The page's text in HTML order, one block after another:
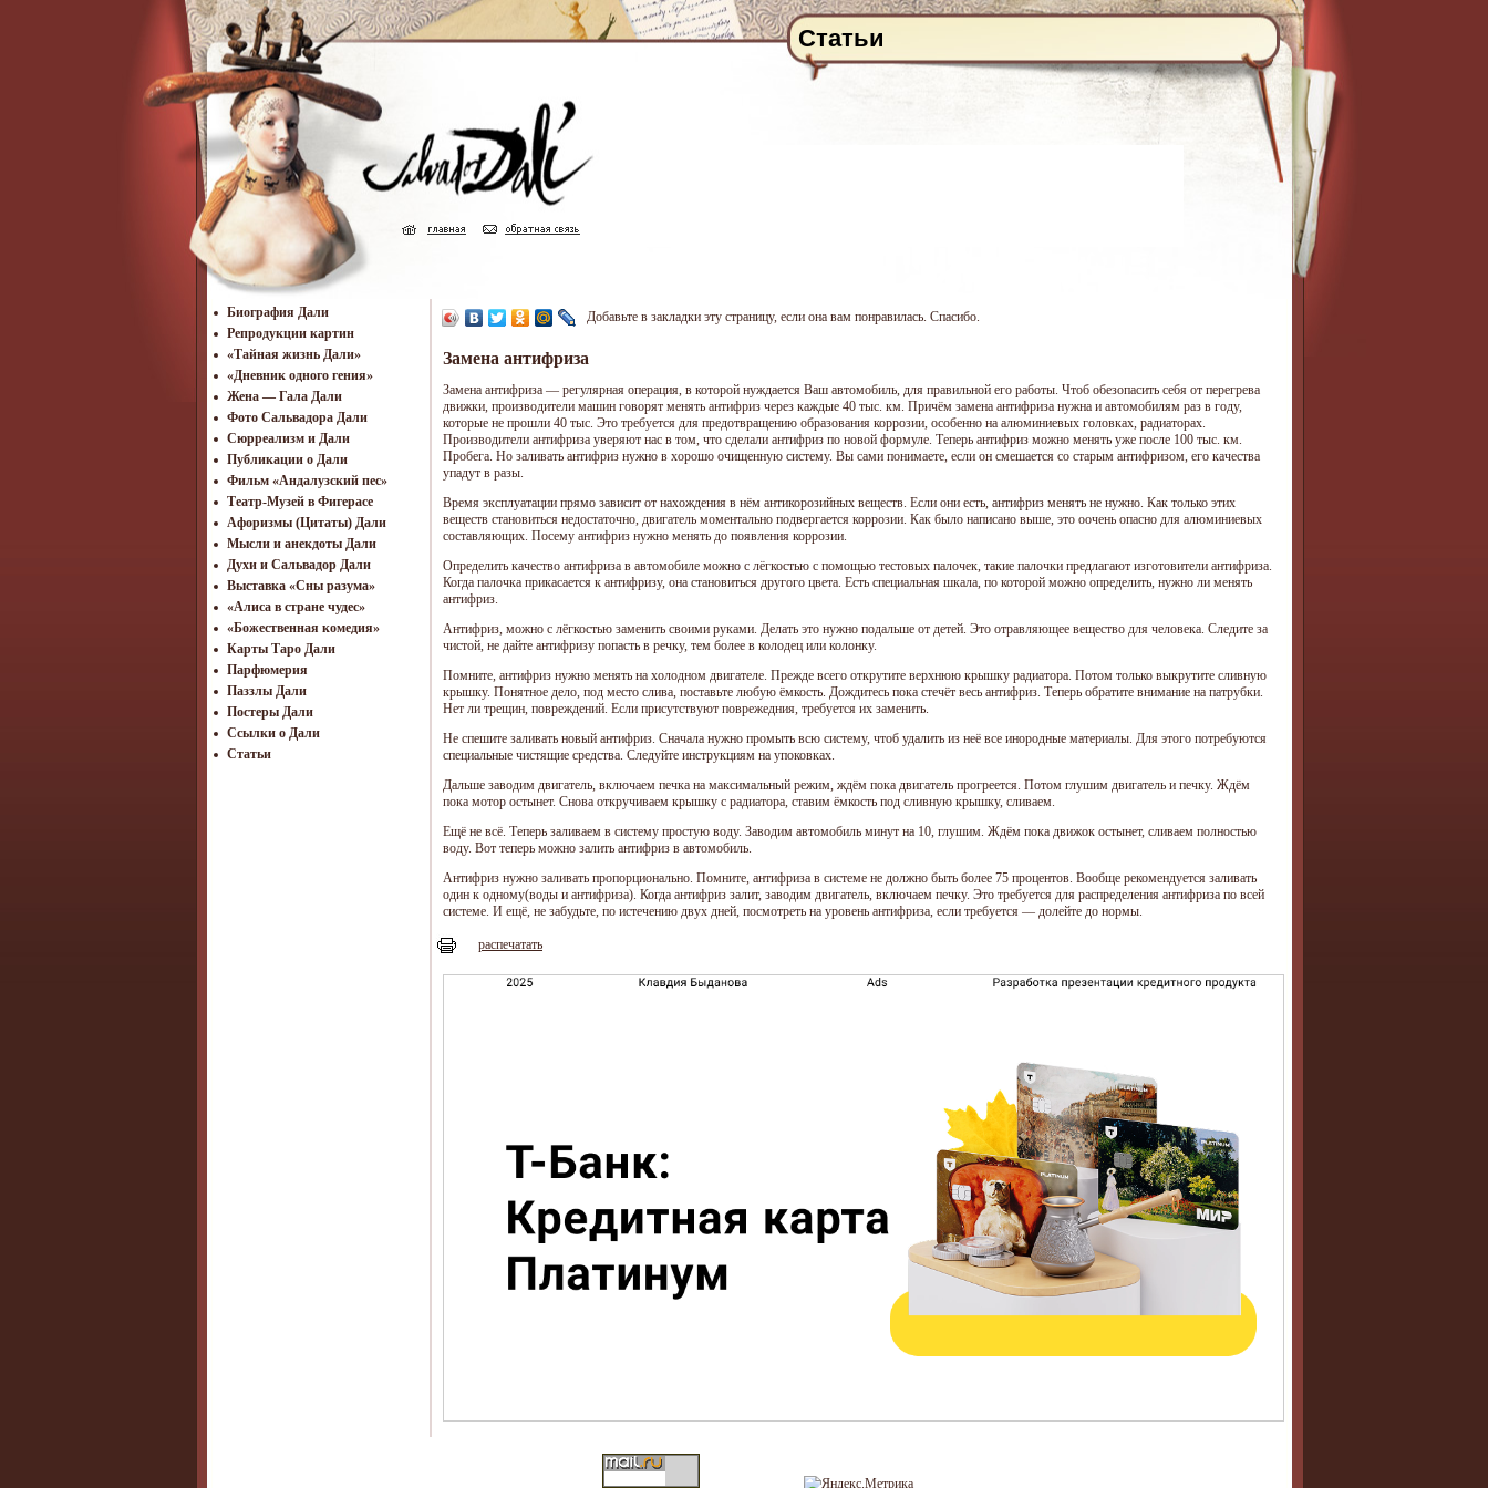
Статьи
Биография Дали
Репродукции картин
«Тайная жизнь Дали»
«Дневник одного гения»
Жена — Гала Дали
Фото Сальвадора Дали
Cюрреализм и Дали
Публикации о Дали
Фильм «Андалузский пес»
Театр-Музей в Фигерасе
Афоризмы (Цитаты) Дали
Мысли и анекдоты Дали
Духи и Сальвадор Дали
Выставка «Сны разума»
«Алиса в стране чудес»
«Божественная комедия»
Карты Таро Дали
Парфюмерия
Паззлы Дали
Постеры Дали
Ссылки о Дали
Статьи
Добавьте в закладки эту страницу, если она вам понравилась. Спасибо.
Замена антифриза
Замена антифриза — регулярная операция, в которой нуждается Ваш автомобиль, для правильной его работы. Чтоб обезопасить себя от перегрева
движки, производители машин говорят менять антифриз через каждые 40 тыс. км. Причём замена антифриза нужна и автомобилям раз в году,
которые не прошли 40 тыс. Это требуется для предотвращению образования коррозии, особенно на алюминиевых головках, радиаторах.
Производители антифриза уверяют нас в том, что сделали антифриз по новой формуле. Теперь антифриз можно менять уже после 100 тыс. км.
Пробега. Но заливать антифриз нужно в хорошо очищенную систему. Вы сами понимаете, если он смешается со старым антифризом, его качества
упадут в разы.
Время эксплуатации прямо зависит от нахождения в нём антикорозийных веществ. Если они есть, антифриз менять не нужно. Как только этих
веществ становиться недостаточно, двигатель моментально подвергается коррозии. Как было написано выше, это оочень опасно для алюминиевых
составляющих. Посему антифриз нужно менять до появления коррозии.
Определить качество антифриза в автомобиле можно с лёгкостью с помощью тестовых палочек, такие палочки предлагают изготовители антифриза.
Когда палочка прикасается к антифризу, она становиться другого цвета. Есть специальная шкала, по которой можно определить, нужно ли менять
антифриз.
Антифриз, можно с лёгкостью заменить своими руками. Делать это нужно подальше от детей. Это отравляющее вещество для человека. Следите за
чистой, не дайте антифризу попасть в речку, тем более в колодец или колонку.
Помните, антифриз нужно менять на холодном двигателе. Прежде всего открутите верхнюю крышку радиатора. Потом только выкрутите сливную
крышку. Понятное дело, под место слива, поставьте любую ёмкость. Дождитесь пока стечёт весь антифриз. Теперь обратите внимание на патрубки.
Нет ли трещин, повреждений. Если присутствуют поврежедния, требуется их заменить.
Не спешите заливать новый антифриз. Сначала нужно промыть всю систему, чтоб удалить из неё все инородные материалы. Для этого потребуются
специальные чистящие средства. Следуйте инструкциям на упоковках.
Дальше заводим двигатель, включаем печка на максимальный режим, ждём пока двигатель прогреется. Потом глушим двигатель и печку. Ждём
пока мотор остынет. Снова откручиваем крышку с радиатора, ставим ёмкость под сливную крышку, сливаем.
Ещё не всё. Теперь заливаем в систему простую воду. Заводим автомобиль минут на 10, глушим. Ждём пока движок остынет, сливаем полностью
воду. Вот теперь можно залить антифриз в автомобиль.
Антифриз нужно заливать пропорционально. Помните, антифриза в системе не должно быть более 75 процентов. Вообще рекомендуется заливать
один к одному(воды и антифриза). Когда антифриз залит, заводим двигатель, включаем печку. Это требуется для распределения антифриза по всей
системе. И ещё, не забудьте, по истечению двух дней, посмотреть на уровень антифриза, если требуется — долейте до нормы.
распечатать